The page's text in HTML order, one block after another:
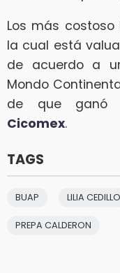
Los más
la cual está
de acuerdo a
Mondo
de que ganó
Cicomex.
TAGS
BUAP LILIA CEDILLO
PREPA CALDERON